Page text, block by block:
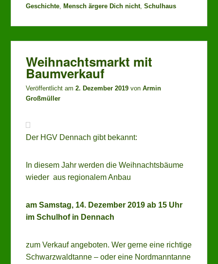
Geschichte
Mensch ärgere Dich nicht,Schulhaus
Weihnachtsmarkt mit
Baumverkauf
Veröffentlicht am2. Dezember 2019 vonArmin
Großmüller
Der HGV Dennach gibt bekannt:
In diesem Jahr werden die Weihnachtsbäume
wieder aus regionalem Anbau
am Samstag, 14. Dezember 2019 ab 15 Uhr
im Schulhof in Dennach
zum Verkauf angeboten. Wer gerne eine richtige
Schwarzwaldtanne – oder eine Nordmanntanne